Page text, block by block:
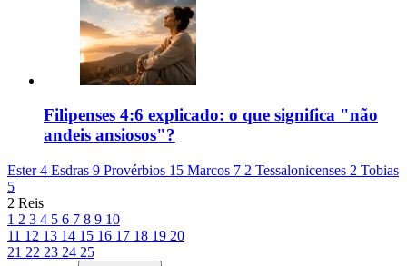
Filipenses 4:6 explicado: o que significa "não
andeis ansiosos"?
Ester 4 Esdras 9 Provérbios 15 Marcos 7 2 Tessalonicenses 2 Tobias
5
2 Reis
1 2 3 4 5 6 7 8 9 10
11 12 13 14 15 16 17 18 19 20
21 22 23 24 25